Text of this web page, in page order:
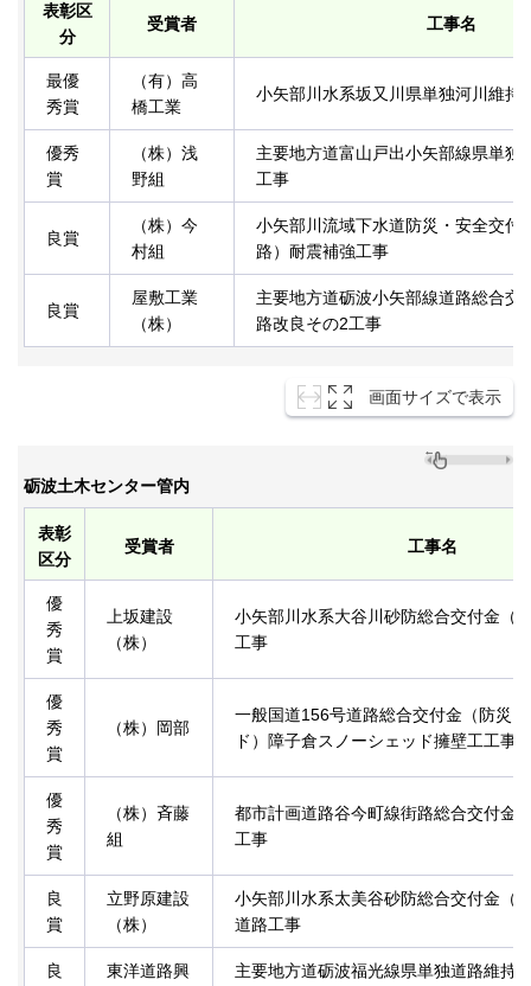
表彰区
分
受賞者 工事名
最優
秀賞
（有）高
橋工業
小矢部川水系坂又川県単独河川維持
優秀
賞
（株）浅
野組
主要地方道富山戸出小矢部線県単独
工事
良賞
（株）今
村組
小矢部川流域下水道防災・安全交付
路）耐震補強工事
良賞
屋敷工業
（株）
主要地方道砺波小矢部線道路総合交
路改良その2工事
画面サイズで表示
砺波土木センター管内
表彰
区分
受賞者 工事名
優
秀
賞
上坂建設
（株）
小矢部川水系大谷川砂防総合交付金（
工事
優
秀
賞
（株）岡部
一般国道156号道路総合交付金（防災
ド）障子倉スノーシェッド擁壁工工事
優
秀
賞
（株）斉藤
組
都市計画道路谷今町線街路総合交付金
工事
良
賞
立野原建設
（株）
小矢部川水系太美谷砂防総合交付金（
道路工事
良
東洋道路興
主要地方道砺波福光線県単独道路維持